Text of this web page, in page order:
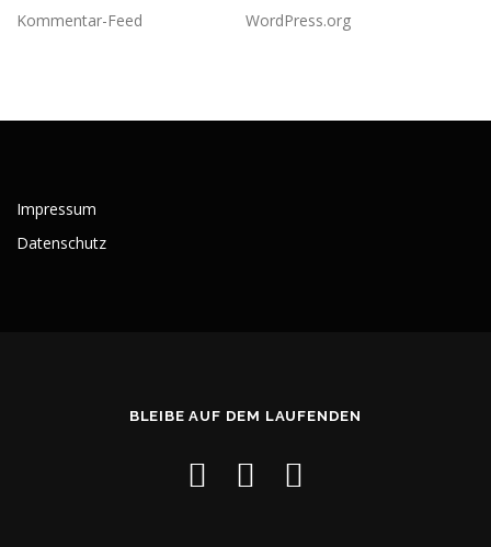
Kommentar-Feed
WordPress.org
Impressum
Datenschutz
BLEIBE AUF DEM LAUFENDEN